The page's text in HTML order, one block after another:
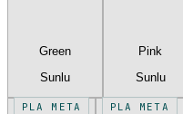
Green
Sunlu
Pink
Sunlu
PLA META PLA META